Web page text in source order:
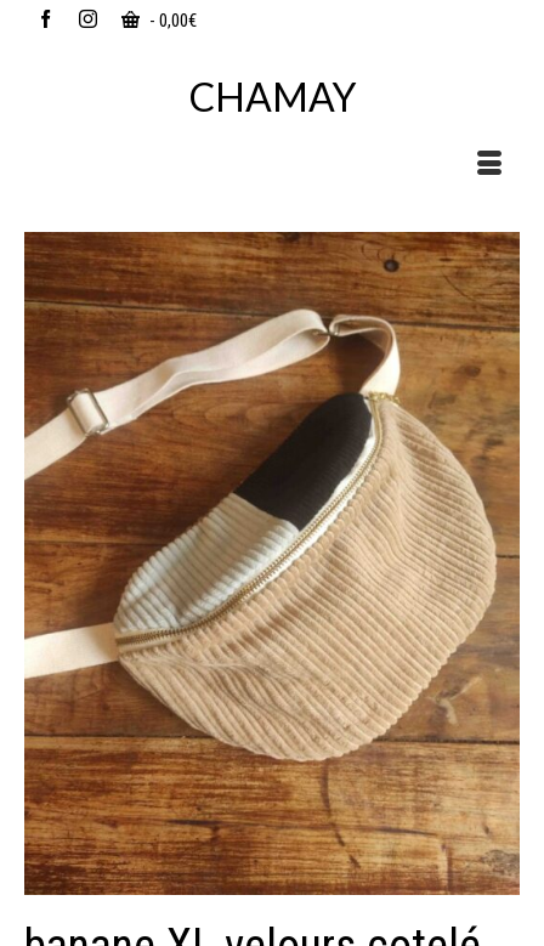
- 0,00€
CHAMAY